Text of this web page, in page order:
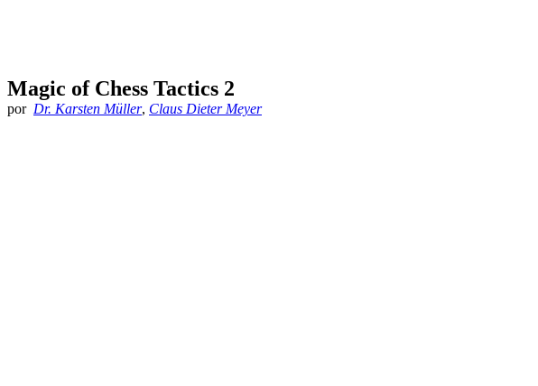
Magic of Chess Tactics 2
por Dr. Karsten Müller, Claus Dieter Meyer